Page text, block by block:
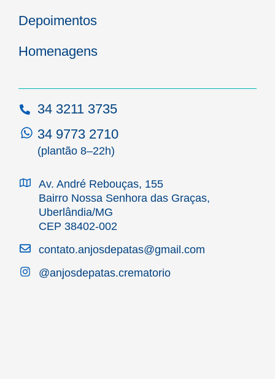
Depoimentos
Homenagens
34 3211 3735
34 9773 2710
(plantão 8–22h)
Av. André Rebouças, 155
Bairro Nossa Senhora das Graças,
Uberlândia/MG
CEP 38402-002
contato.anjosdepatas@gmail.com
@anjosdepatas.crematorio